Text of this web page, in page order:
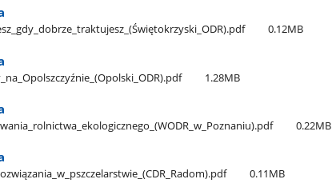
0.12MB
1.28MB
0.22MB
0.11MB